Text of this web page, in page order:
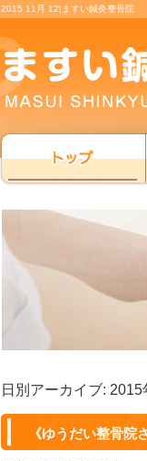
2015 11月 12|ますい鍼灸整骨院
日別アーカイブ: 2015
《ゆうだい整骨